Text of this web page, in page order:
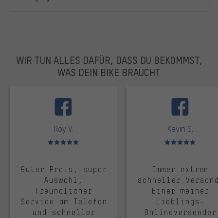
WIR TUN ALLES DAFÜR, DASS DU BEKOMMST,
WAS DEIN BIKE BRAUCHT
Roy V.
Bewertungen: 5 von 5
Guter Preis, super
Auswahl,
freundlicher
Service am Telefon
und schneller
Kevin S.
Bewertungen: 5 von 5
Immer extrem
schneller
Einer meiner
Lieblings-
Onlineversender